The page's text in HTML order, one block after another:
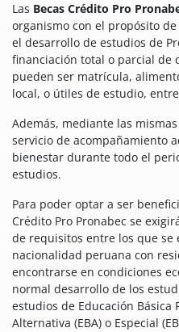
Las Becas Crédito Pro
organismo con el propósito
el desarrollo de estudios de
financiación total o parcial de
pueden ser matrícula,
local, o útiles de estudio,
Además, mediante las
servicio de acompañamiento
bienestar durante todo el
estudios.
Para poder optar a ser
Crédito Pro Pronabec se
de requisitos entre los que
nacionalidad peruana con
encontrarse en condiciones
normal desarrollo de los
estudios de Educación Básica
Alternativa (EBA) o Especial